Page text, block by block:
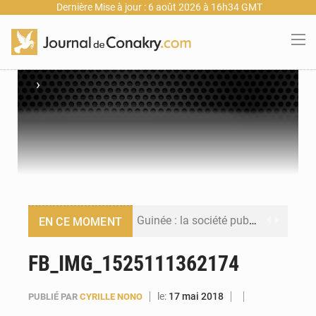
Dernière Mise à jour : 6 août 2026 à 16h34 GMT
›
EN CE MOMENT Guinée : la société publique Nimba Mining Company signe sa première convention minière
FB_IMG_1525111362174
PUBLIÉ PAR CYRILLE NONO le: 17 mai 2018